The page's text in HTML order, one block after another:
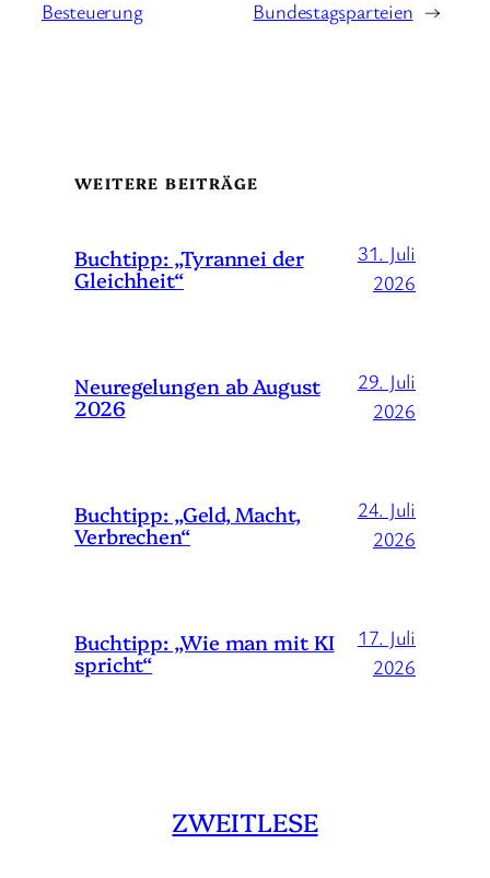
Besteuerung
Bundestagsparteien →
WEITERE BEITRÄGE
Buchtipp: „Tyrannei der
Gleichheit“
31. Juli
2026
Neuregelungen ab August
2026
29. Juli
2026
Buchtipp: „Geld, Macht,
Verbrechen“
24. Juli
2026
Buchtipp: „Wie man mit KI
spricht“
17. Juli
2026
ZWEITLESE